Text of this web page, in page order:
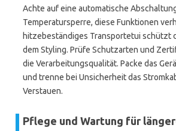
Achte auf eine automatische
Temperatursperre, diese Funktionen
hitzebeständiges Transportetui schützt
dem Styling. Prüfe Schutzarten und
die Verarbeitungsqualität. Packe das
und trenne bei Unsicherheit das
Verstauen.
Pflege und Wartung für